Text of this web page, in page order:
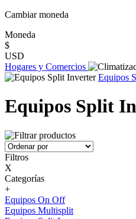
Cambiar moneda
Moneda
$
USD
Hogares y Comercios
Equipos
Equipos Split
Filtros
X
Categorías
+
Equipos On Off
Equipos Multisplit